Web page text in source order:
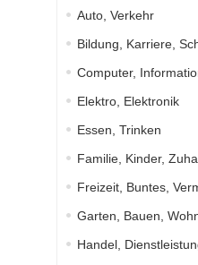
Auto, Verkehr
Bildung, Karriere,
Computer,
Elektro, Elektronik
Essen, Trinken
Familie, Kinder,
Freizeit, Buntes,
Garten, Bauen,
Handel,